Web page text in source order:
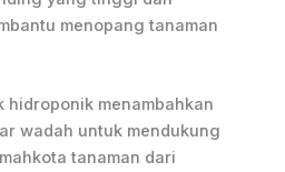
menopang tanaman
hidroponik menambahkan
wadah untuk mendukung
tanaman dari